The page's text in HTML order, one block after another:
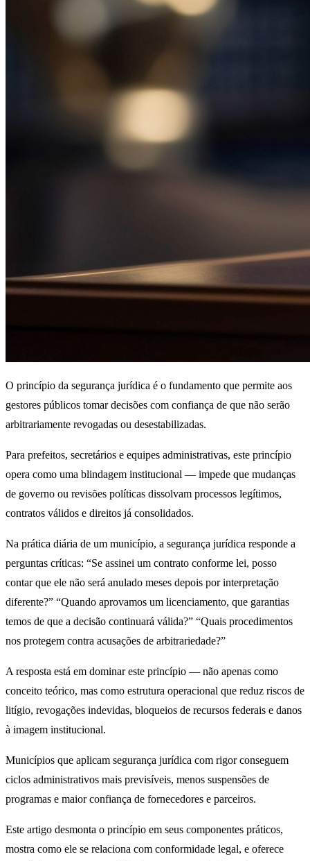
O princípio da segurança jurídica é o fundamento que permite aos
gestores públicos tomar decisões com confiança de que não serão
arbitrariamente revogadas ou desestabilizadas.
Para prefeitos, secretários e equipes administrativas, este princípio
opera como uma blindagem institucional — impede que mudanças
de governo ou revisões políticas dissolvam processos legítimos,
contratos válidos e direitos já consolidados.
Na prática diária de um município, a segurança jurídica responde a
perguntas críticas: “Se assinei um contrato conforme lei, posso
contar que ele não será anulado meses depois por interpretação
diferente?” “Quando aprovamos um licenciamento, que garantias
temos de que a decisão continuará válida?” “Quais procedimentos
nos protegem contra acusações de arbitrariedade?”
A resposta está em dominar este princípio — não apenas como
conceito teórico, mas como estrutura operacional que reduz riscos de
litígio, revogações indevidas, bloqueios de recursos federais e danos
à imagem institucional.
Municípios que aplicam segurança jurídica com rigor conseguem
ciclos administrativos mais previsíveis, menos suspensões de
programas e maior confiança de fornecedores e parceiros.
Este artigo desmonta o princípio em seus componentes práticos,
mostra como ele se relaciona com conformidade legal, e oferece